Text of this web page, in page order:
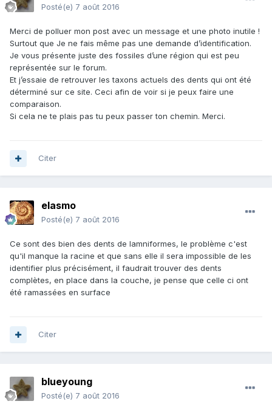
Posté(e) 7 août 2016
Merci de polluer mon post avec un message et une photo inutile !
Surtout que Je ne fais même pas une demande d’identification.
Je vous présente juste des fossiles d’une région qui est peu
représentée sur le forum.
Et j’essaie de retrouver les taxons actuels des dents qui ont été
déterminé sur ce site. Ceci afin de voir si je peux faire une
comparaison.
Si cela ne te plais pas tu peux passer ton chemin. Merci.
Citer
elasmo
Posté(e) 7 août 2016
Ce sont des bien des dents de lamniformes, le problème c'est
qu'il manque la racine et que sans elle il sera impossible de les
identifier plus précisément, il faudrait trouver des dents
complètes, en place dans la couche, je pense que celle ci ont
été ramassées en surface
Citer
blueyoung
Posté(e) 7 août 2016